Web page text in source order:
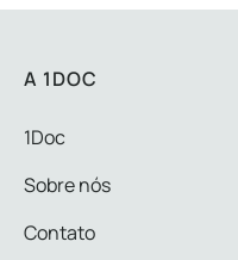
A 1DOC
1Doc
Sobre nós
Contato